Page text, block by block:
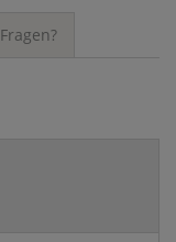
Fragen?